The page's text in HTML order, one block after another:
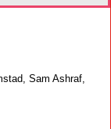
Sam Ashraf,